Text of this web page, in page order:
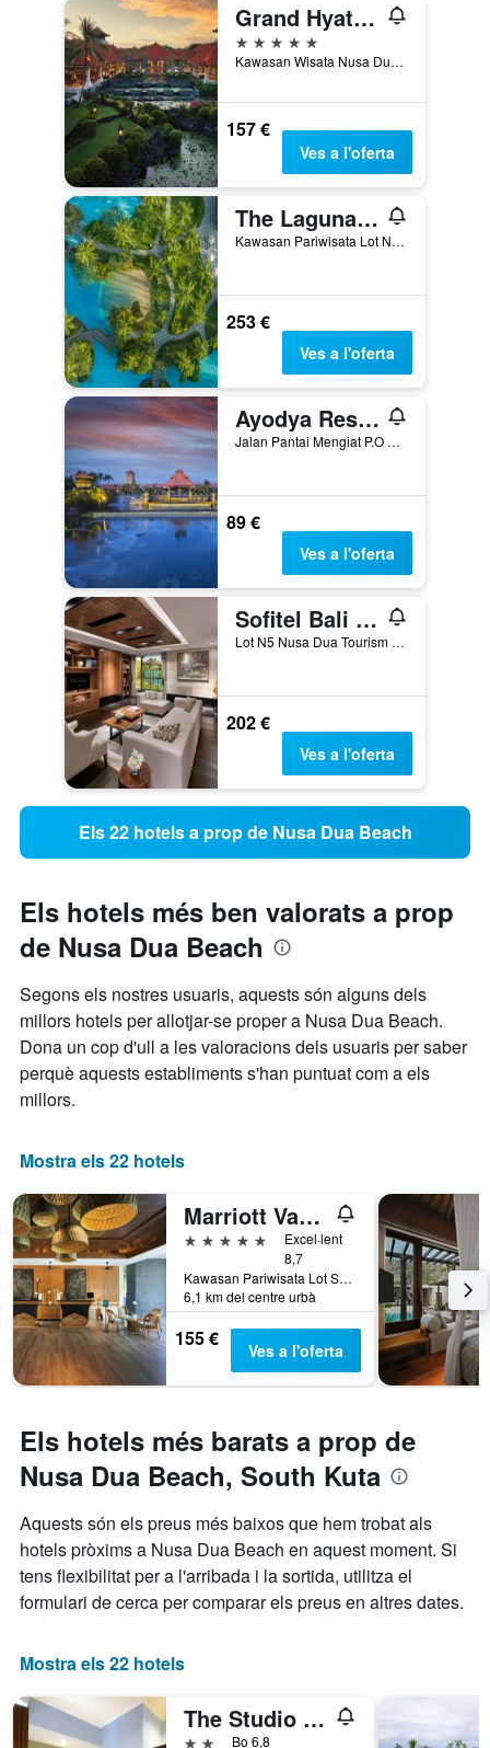
Grand Hyatt Bali
5 estrelles
Kawasan Wisata Nusa Dua Btdc, South Kuta, Indonèsia
157 €
Ves a l'oferta
The Laguna, a Luxury Collection Resort & Spa, Nusa Dua, Bali
Kawasan Pariwisata Lot N2, South Kuta, Indonèsia
253 €
Ves a l'oferta
Ayodya Resort Bali
Jalan Pantai Mengiat P.O Box 46, South Kuta, Indonèsia
89 €
Ves a l'oferta
Sofitel Bali Nusa Dua Beach Resort
Lot N5 Nusa Dua Tourism Complex, South Kuta, Indonèsia
202 €
Ves a l'oferta
Els 22 hotels a prop de Nusa Dua Beach
Els hotels més ben valorats a prop
de Nusa Dua Beach
Segons els nostres usuaris, aquests són alguns dels
millors hotels per allotjar-se proper a Nusa Dua Beach.
Dona un cop d'ull a les valoracions dels usuaris per saber
perquè aquests establiments s'han puntuat com a els
millors.
Mostra els 22 hotels
Marriott Vac Club Bali Nusa Du
5 estrelles
Excel·lent
8,7
Kawasan Pariwisata Lot SW1, South Kuta, Indonèsia
6,1 km del centre urbà
155 € Ves a l'oferta
Els hotels més barats a prop de
Nusa Dua Beach, South Kuta
Aquests són els preus més baixos que hem trobat als
hotels pròxims a Nusa Dua Beach en aquest moment. Si
tens flexibilitat per a l'arribada i la sortida, utilitza el
formulari de cerca per comparar els preus en altres dates.
Mostra els 22 hotels
The Studio Inn Nusa Dua
2 estrelles
Bo 6,8